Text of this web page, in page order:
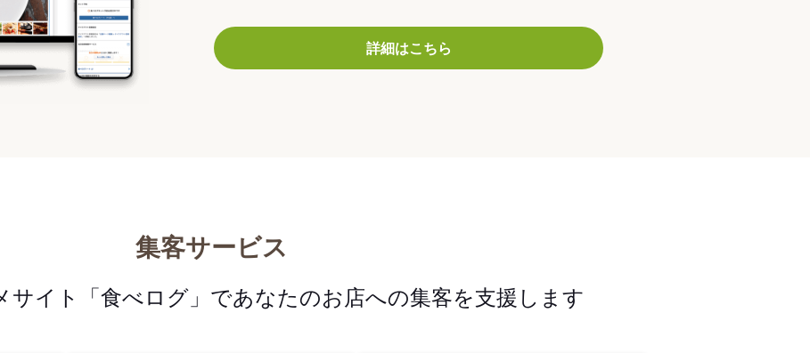
詳細はこちら
集客サービス
サイト「食べログ」であなたのお店への集客を支援します